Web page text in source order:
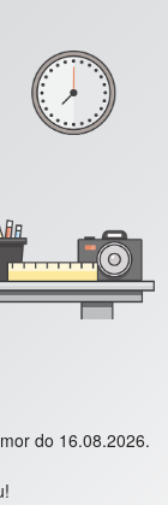
do 16.08.2026.